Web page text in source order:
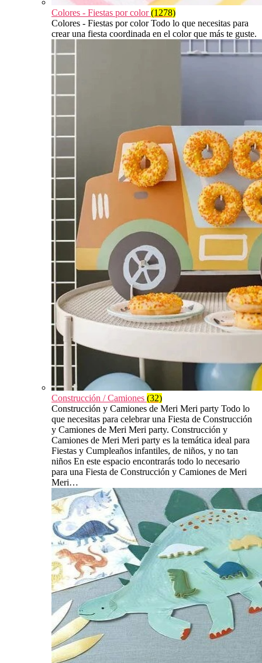
Colores - Fiestas por color(1278)
Colores - Fiestas por color Todo lo que necesitas para
crear una fiesta coordinada en el color que más te guste.
Construcción / Camiones (32)
Construcción y Camiones de Meri Meri party Todo lo
que necesitas para celebrar una Fiesta de Construcción
y Camiones de Meri Meri party. Construcción y
Camiones de Meri Meri party es la temática ideal para
Fiestas y Cumpleaños infantiles, de niños, y no tan
niños En este espacio encontrarás todo lo necesario
para una Fiesta de Construcción y Camiones de Meri
Meri…